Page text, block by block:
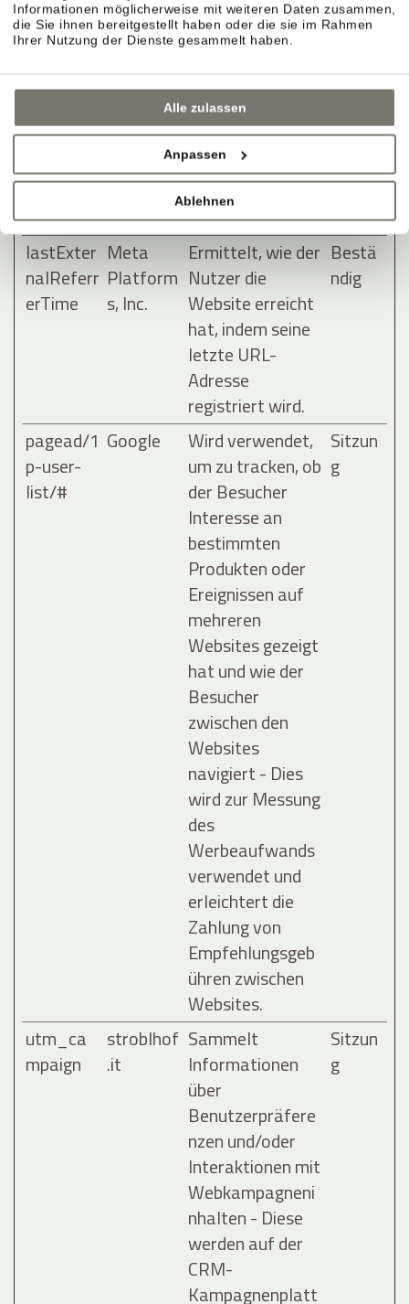
Informationen möglicherweise mit weiteren Daten zusammen,
die Sie ihnen bereitgestellt haben oder die sie im Rahmen
Ihrer Nutzung der Dienste gesammelt haben.
Alle zulassen
Anpassen
Ablehnen
Benutzer.
nalReferr Platform Nutzer die
Website erreicht
hat, indem seine
letzte URL-
Adresse
registriert wird.
ndig
lastExter
nalReferr
erTime
Meta
Platform
s, Inc.
Ermittelt, wie der
Nutzer die
Website erreicht
hat, indem seine
letzte URL-
Adresse
registriert wird.
Bestä
ndig
pagead/1
p-user-
list/#
Google
Wird verwendet,
um zu tracken, ob
der Besucher
Interesse an
bestimmten
Produkten oder
Ereignissen auf
mehreren
Websites gezeigt
hat und wie der
Besucher
zwischen den
Websites
navigiert - Dies
wird zur Messung
des
Werbeaufwands
verwendet und
erleichtert die
Zahlung von
Empfehlungsgeb
ühren zwischen
Websites.
Sitzun
g
utm_ca
mpaign
stroblhof
.it
Sammelt
Informationen
über
Benutzerpräfere
nzen und/oder
Interaktionen mit
Webkampagneni
nhalten - Diese
werden auf der
CRM-
Kampagnenplatt
Sitzun
g